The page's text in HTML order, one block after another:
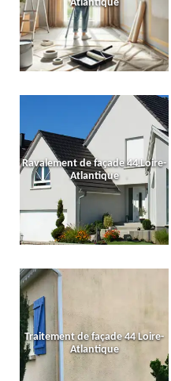
Atlantique
Ravalement de façade 44 Loire-
Atlantique
Traitement de façade 44 Loire-
Atlantique